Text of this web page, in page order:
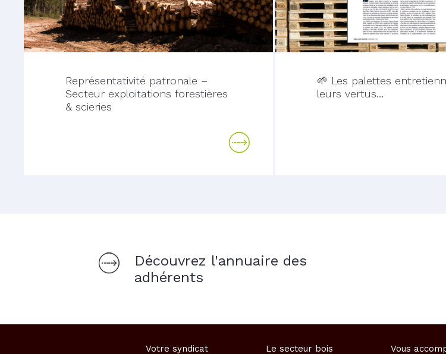
Représentativité patronale –
Secteur exploitations forestières
& scieries
🌱 Les palettes
leurs vertus…
Découvrez l'annuaire des
adhérents
Votre syndicat Le secteur bois Vous